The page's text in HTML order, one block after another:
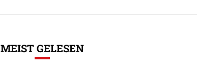
MEIST GELESEN